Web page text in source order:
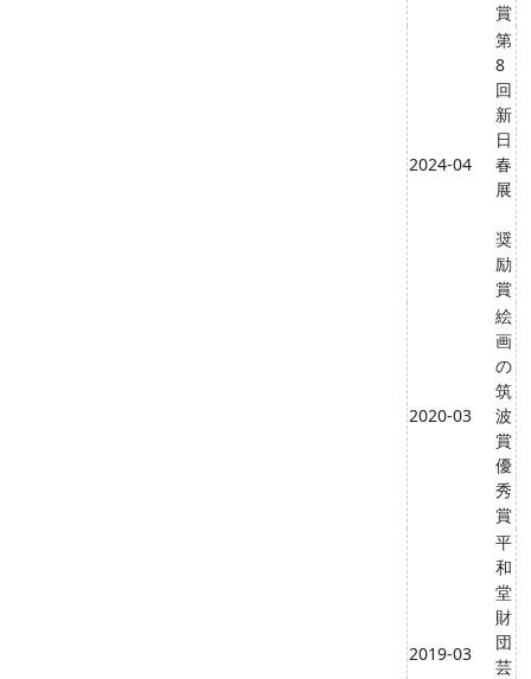
賞
2024-04
第
8
回
新
日
春
展
奨
励
賞
2020-03
絵
画
の
筑
波
賞
優
秀
賞
2019-03
平
和
堂
財
団
芸